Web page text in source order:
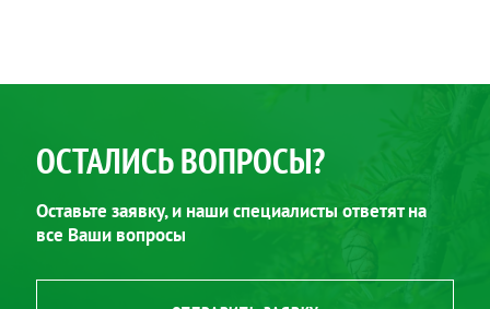
ОСТАЛИСЬ ВОПРОСЫ?
Оставьте заявку, и наши специалисты ответят на
все Ваши вопросы